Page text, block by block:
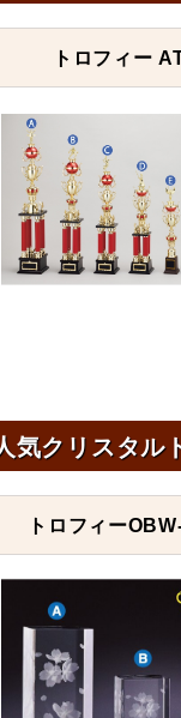
トロフィー
気クリスタル
トロフィー